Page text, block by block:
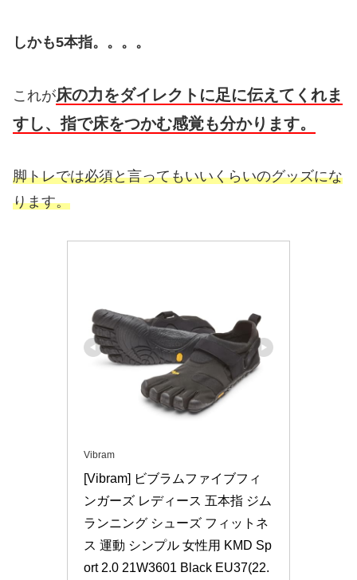
しかも5本指。。。。
これが床の力をダイレクトに足に伝えてくれま
すし、指で床をつかむ感覚も分かります。
脚トレでは必須と言ってもいいくらいのグッズにな
ります。
Vibram
[Vibram] ビブラムファイブフィ
ンガーズ レディース 五本指 ジム
ランニング シューズ フィットネ
ス 運動 シンプル 女性用 KMD Sp
ort 2.0 21W3601 Black EU37(22.